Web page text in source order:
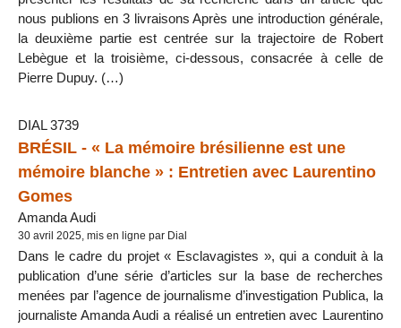
nous publions en 3 livraisons Après une introduction générale,
la deuxième partie est centrée sur la trajectoire de Robert
Lebègue et la troisième, ci-dessous, consacrée à celle de
Pierre Dupuy. (…)
DIAL 3739
BRÉSIL - « La mémoire brésilienne est une
mémoire blanche » : Entretien avec Laurentino
Gomes
Amanda Audi
30 avril 2025, mis en ligne par Dial
Dans le cadre du projet « Esclavagistes », qui a conduit à la
publication d’une série d’articles sur la base de recherches
menées par l’agence de journalisme d’investigation Publica, la
journaliste Amanda Audi a réalisé un entretien avec Laurentino